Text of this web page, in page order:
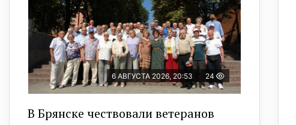
6 АВГУСТА 2026, 20:53 24
В Брянске чествовали ветеранов